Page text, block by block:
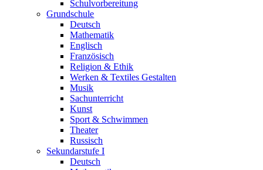
Schulvorbereitung
Grundschule
Deutsch
Mathematik
Englisch
Französisch
Religion & Ethik
Werken & Textiles Gestalten
Musik
Sachunterricht
Kunst
Sport & Schwimmen
Theater
Russisch
Sekundarstufe I
Deutsch